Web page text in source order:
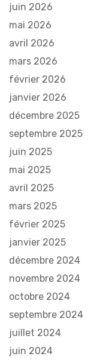
juin 2026
mai 2026
avril 2026
mars 2026
février 2026
janvier 2026
décembre 2025
septembre 2025
juin 2025
mai 2025
avril 2025
mars 2025
février 2025
janvier 2025
décembre 2024
novembre 2024
octobre 2024
septembre 2024
juillet 2024
juin 2024